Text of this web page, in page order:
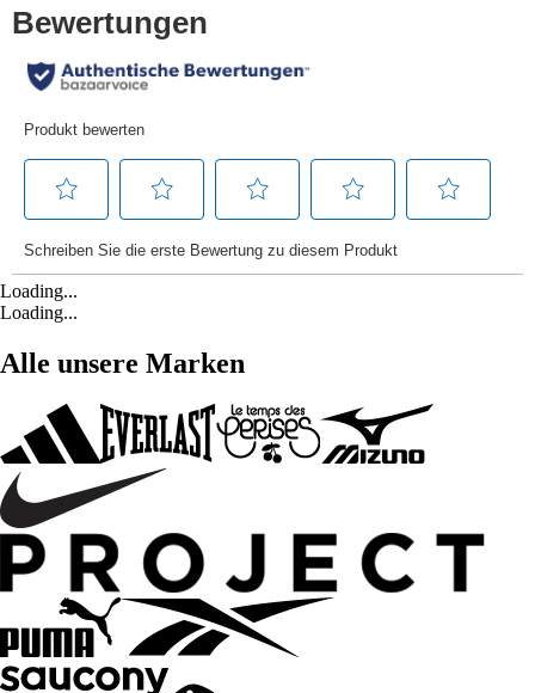
Loading...
Loading...
Alle unsere Marken